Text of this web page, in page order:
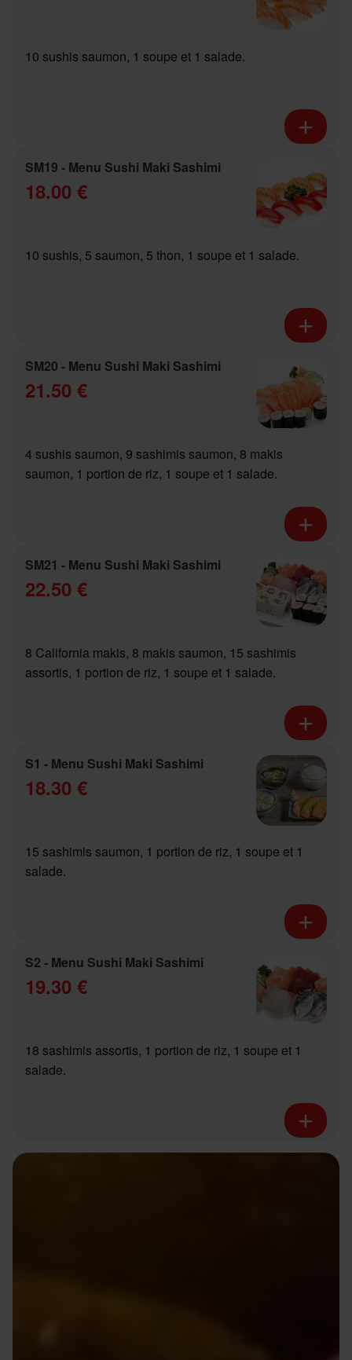
10 sushis saumon, 1 soupe et 1 salade.
SM19 - Menu Sushi Maki Sashimi
18.00 €
10 sushis, 5 saumon, 5 thon, 1 soupe et 1 salade.
SM20 - Menu Sushi Maki Sashimi
21.50 €
4 sushis saumon, 9 sashimis saumon, 8 makis
saumon, 1 portion de riz, 1 soupe et 1 salade.
SM21 - Menu Sushi Maki Sashimi
22.50 €
8 California makis, 8 makis saumon, 15 sashimis
assortis, 1 portion de riz, 1 soupe et 1 salade.
S1 - Menu Sushi Maki Sashimi
18.30 €
15 sashimis saumon, 1 portion de riz, 1 soupe et 1
salade.
S2 - Menu Sushi Maki Sashimi
19.30 €
18 sashimis assortis, 1 portion de riz, 1 soupe et 1
salade.